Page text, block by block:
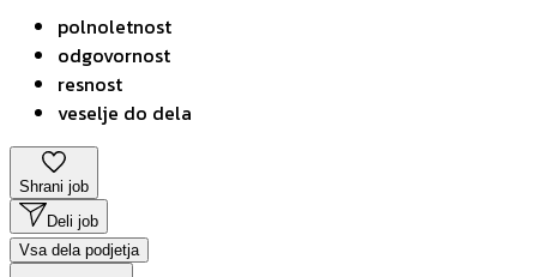
polnoletnost
odgovornost
resnost
veselje do dela
Shrani job
Deli job
Vsa dela podjetja